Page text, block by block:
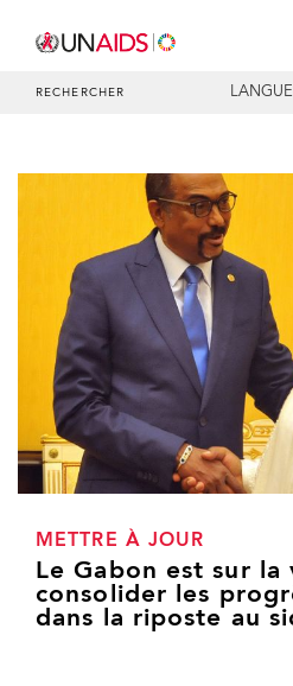
RECHERCHER
METTRE À JOUR
Le Gabon est sur
consolider les
dans la riposte au